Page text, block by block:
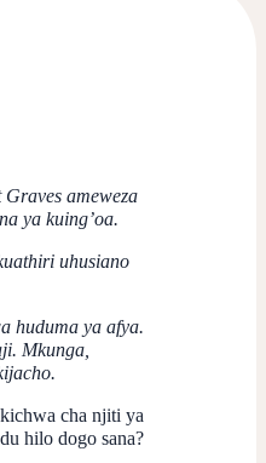
ameweza
ya kuing’oa.
uhusiano
huduma ya afya.
Mkunga,
cha njiti ya
hilo dogo sana?